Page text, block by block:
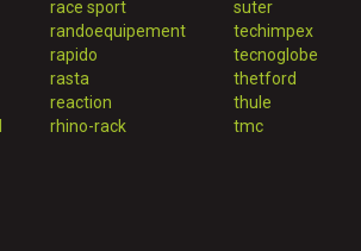
race sport
randoequipement
rapido
rasta
reaction
rhino-rack
suter
techimpex
tecnoglobe
thetford
thule
tmc